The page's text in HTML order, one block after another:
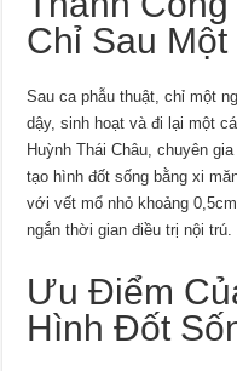
Chỉ Sau
Sau ca phẫu thuật, chỉ một
dậy, sinh hoạt và đi lại một
Huỳnh Thái Châu, chuyên
tạo hình đốt sống bằng xi
với vết mổ nhỏ khoảng
ngắn thời gian điều trị nội trú.
Ưu Điểm
Hình Đốt